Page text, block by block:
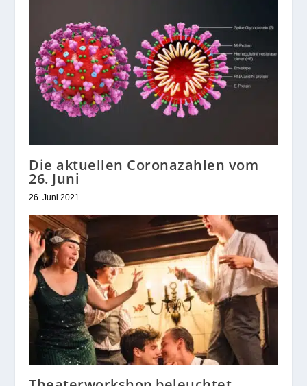
Die aktuellen Coronazahlen vom
26. Juni
26. Juni 2021